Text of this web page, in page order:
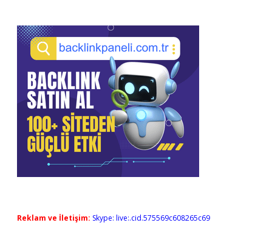
Reklam ve İletişim: Skype: live:.cid.575569c608265c69